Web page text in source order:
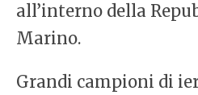
all’interno della
Marino.
Grandi campioni di